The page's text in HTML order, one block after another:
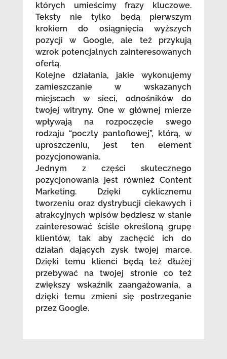
których umieścimy frazy kluczowe.
Teksty nie tylko będą pierwszym
krokiem do osiągnięcia wyższych
pozycji w Google, ale też przykują
wzrok potencjalnych zainteresowanych
ofertą.
Kolejne działania, jakie wykonujemy
zamieszczanie w wskazanych
miejscach w sieci, odnośników do
twojej witryny. One w głównej mierze
wpływają na rozpoczęcie swego
rodzaju “poczty pantoflowej”, którą, w
uproszczeniu, jest ten element
pozycjonowania.
Jednym z części skutecznego
pozycjonowania jest również Content
Marketing. Dzięki cyklicznemu
tworzeniu oraz dystrybucji ciekawych i
atrakcyjnych wpisów będziesz w stanie
zainteresować ściśle określoną grupę
klientów, tak aby zachęcić ich do
działań dających zysk twojej marce.
Dzięki temu klienci będą też dłużej
przebywać na twojej stronie co też
zwiększy wskaźnik zaangażowania, a
dzięki temu zmieni się postrzeganie
przez Google.